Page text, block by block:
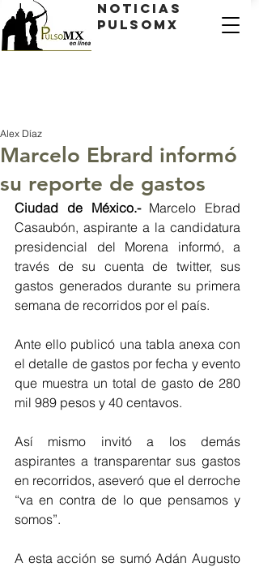
Noticias
PulsoMX
Marcelo Ebrard informó
su reporte de gastos
Alex Díaz
Ciudad de México.- Marcelo Ebrad
Casaubón, aspirante a la candidatura
presidencial del Morena informó, a
través de su cuenta de twitter, sus
gastos generados durante su primera
semana de recorridos por el país.
Ante ello publicó una tabla anexa con
el detalle de gastos por fecha y evento
que muestra un total de gasto de 280
mil 989 pesos y 40 centavos.
Así mismo invitó a los demás
aspirantes a transparentar sus gastos
en recorridos, aseveró que el derroche
“va en contra de lo que pensamos y
somos”.
A esta acción se sumó Adán Augusto